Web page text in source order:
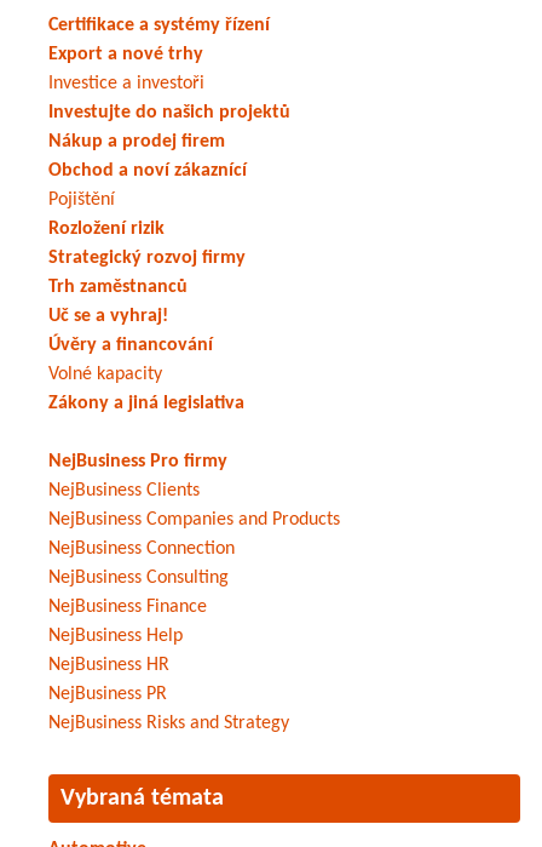
Certifikace a systémy řízení
Export a nové trhy
Investice a investoři
Investujte do našich projektů
Nákup a prodej firem
Obchod a noví zákaznící
Pojištění
Rozložení rizik
Strategický rozvoj firmy
Trh zaměstnanců
Uč se a vyhraj!
Úvěry a financování
Volné kapacity
Zákony a jiná legislativa
NejBusiness Pro firmy
NejBusiness Clients
NejBusiness Companies and Products
NejBusiness Connection
NejBusiness Consulting
NejBusiness Finance
NejBusiness Help
NejBusiness HR
NejBusiness PR
NejBusiness Risks and Strategy
Vybraná témata